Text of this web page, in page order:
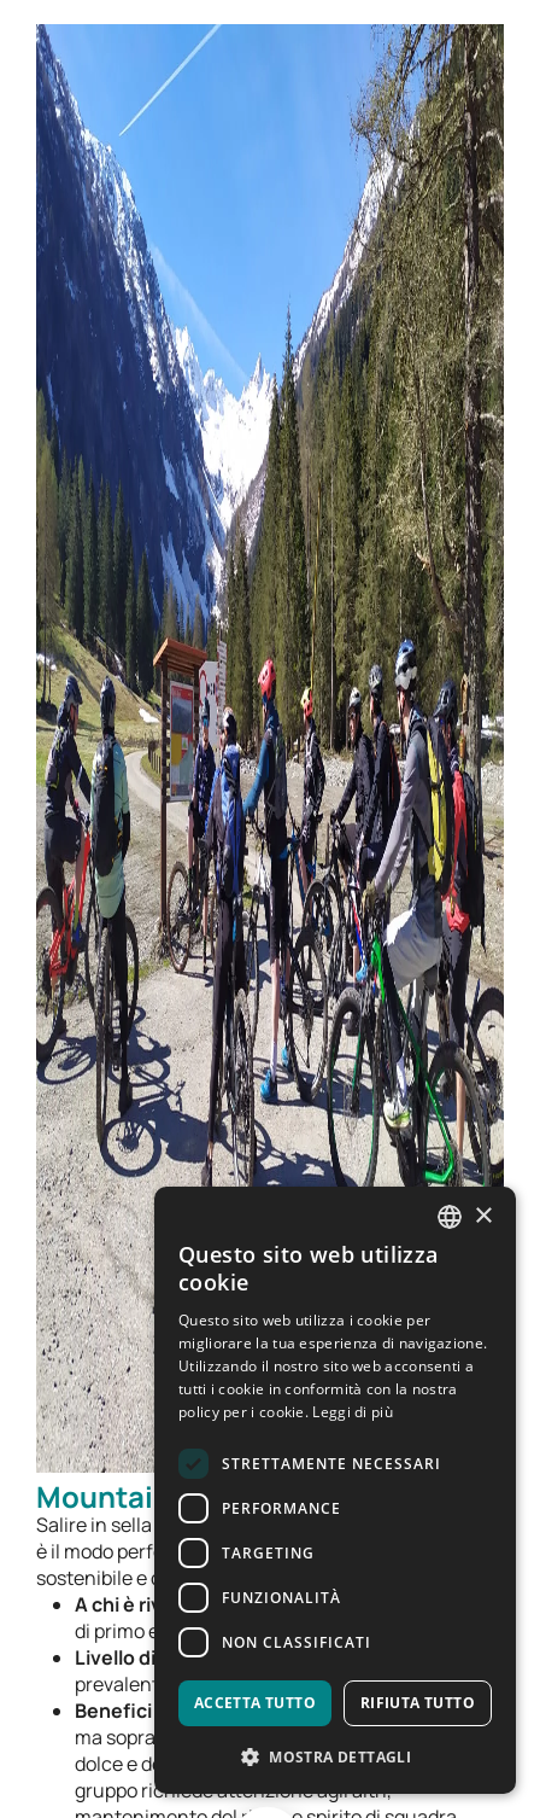
Mountain Bike:
Salire in sella e percorrere la ciclabile della Val di Sole
è il modo perfetto per esplorare il territorio in modo
sostenibile e divertente.
A chi è rivolto:studenti della scuola secondaria
di primo e secondo grado.
Livello di difficoltà:
prevalentemente pianeggiante e adatta a tutti.
Benefici formativi: migliora l’equilibrio e i riflessi,
ma soprattutto insegna il valore della mobilità
dolce e del rispetto per l’ambiente. Pedalare in
gruppo richiede attenzione agli altri,
×
Questo sito web utilizza
cookie
Questo sito web utilizza i cookie per
migliorare la tua esperienza di navigazione.
Utilizzando il nostro sito web acconsenti a
tutti i cookie in conformità con la nostra
policy per i cookie. Leggi di più
STRETTAMENTE NECESSARI
PERFORMANCE
TARGETING
FUNZIONALITÀ
NON CLASSIFICATI
ACCETTA TUTTO RIFIUTA TUTTO
MOSTRA DETTAGLI